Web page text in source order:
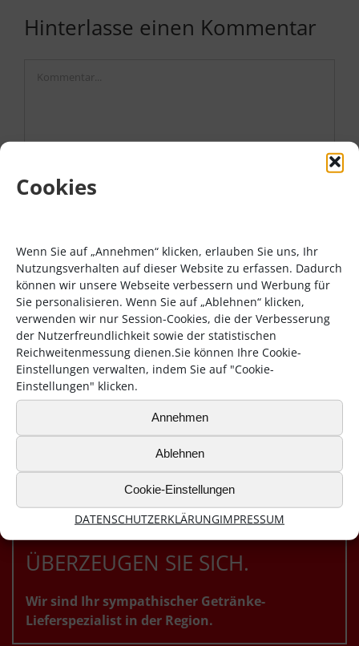
Cookies
Wenn Sie auf „Annehmen“ klicken, erlauben Sie uns, Ihr
Nutzungsverhalten auf dieser Website zu erfassen. Dadurch
können wir unsere Webseite verbessern und Werbung für
Sie personalisieren. Wenn Sie auf „Ablehnen“ klicken,
verwenden wir nur Session-Cookies, die der Verbesserung
der Nutzerfreundlichkeit sowie der statistischen
Reichweitenmessung dienen.Sie können Ihre Cookie-
Einstellungen verwalten, indem Sie auf "Cookie-
Einstellungen" klicken.
Annehmen
Ablehnen
Cookie-Einstellungen
DATENSCHUTZERKLÄRUNGIMPRESSUM
Hinterlasse einen Kommentar
ÜBERZEUGEN SIE SICH.
Wir sind Ihr sympathischer Getränke-
Lieferspezialist in der Region.